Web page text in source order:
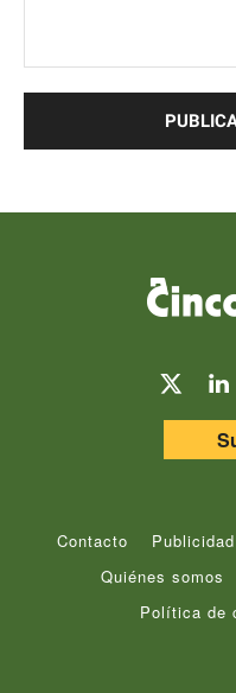
Contacto Publicidad
Quiénes somos
Política de